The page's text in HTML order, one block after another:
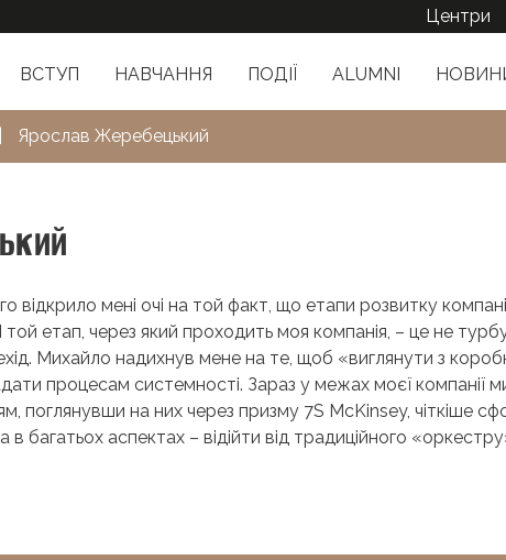
ВСТУП НАВЧАННЯ ПОДІЇ ALUMNI
Центри
Ярослав Жеребецький
відкрило мені очі на той факт, що етапи розвитку
етап, через який проходить моя компанія, – це не
Михайло надихнув мене на те, щоб «виглянути з
процесам системності. Зараз у межах моєї компанії
поглянувши на них через призму 7S McKinsey, чіткіше
в багатьох аспектах – відійти від традиційного